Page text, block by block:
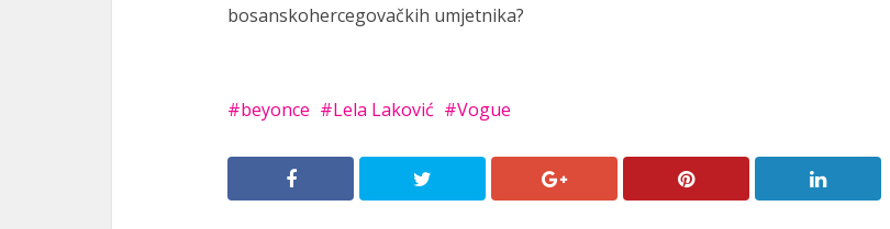
bosanskohercegovačkih umjetnika?
beyonce Lela Laković Vogue